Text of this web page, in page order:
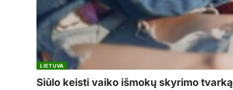
LIETUVA
Siūlo keisti vaiko išmokų skyrimo tvarką